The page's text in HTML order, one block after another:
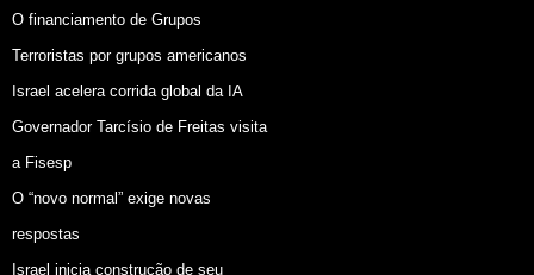
O financiamento de Grupos
Terroristas por grupos americanos
Israel acelera corrida global da IA
Governador Tarcísio de Freitas visita
a Fisesp
O “novo normal” exige novas
respostas
Israel inicia construção de seu